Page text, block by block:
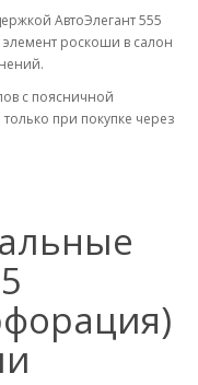
АвтоЭлегант 555
роскоши в салон
с поясничной
при покупке через